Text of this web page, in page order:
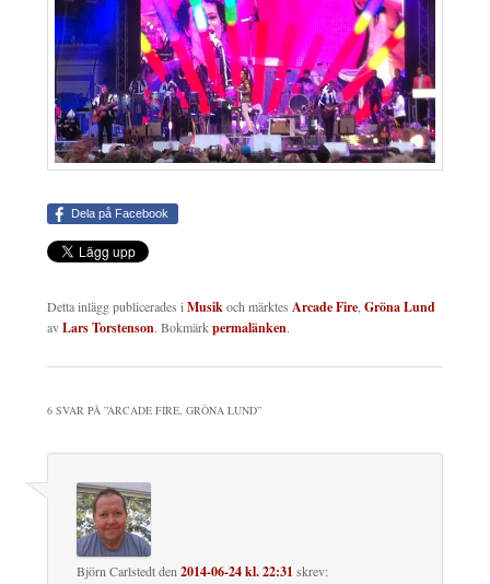
Dela på Facebook
Detta inlägg publicerades i Musikoch märktes Arcade Fire Gröna Lund
avLars Torstenson. Bokmärkpermalänken.
6 SVAR PÅ ”ARCADE FIRE, GRÖNA LUND”
Björn Carlstedtden 2014-06-24 kl. 22:31 skrev: